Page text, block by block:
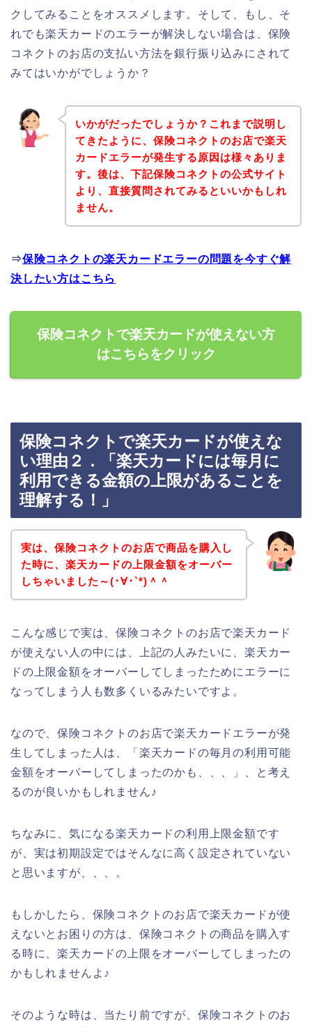
クしてみることをオススメします。そして、もし、そ
れでも楽天カードのエラーが解決しない場合は、保険
コネクトのお店の支払い方法を銀行振り込みにされて
みてはいかがでしょうか？
いかがだったでしょうか？これまで説明し
てきたように、保険コネクトのお店で楽天
カードエラーが発生する原因は様々ありま
す。後は、下記保険コネクトの公式サイト
より、直接質問されてみるといいかもしれ
ません。
⇒保険コネクトの楽天カードエラーの問題を今すぐ解
決したい方はこちら
保険コネクトで楽天カードが使えない方
はこちらをクリック
保険コネクトで楽天カードが使えな
い理由２．「楽天カードには毎月に
利用できる金額の上限があることを
理解する！」
実は、保険コネクトのお店で商品を購入し
た時に、楽天カードの上限金額をオーバー
しちゃいました～(･∀･`*)＾＾
こんな感じで実は、保険コネクトのお店で楽天カード
が使えない人の中には、上記の人みたいに、楽天カー
ドの上限金額をオーバーしてしまったためにエラーに
なってしまう人も数多くいるみたいですよ。
なので、保険コネクトのお店で楽天カードエラーが発
生してしまった人は、「楽天カードの毎月の利用可能
金額をオーバーしてしまったのかも、、、」、と考え
るのが良いかもしれません♪
ちなみに、気になる楽天カードの利用上限金額です
が、実は初期設定ではそんなに高く設定されていない
と思いますが、、、。
もしかしたら、保険コネクトのお店で楽天カードが使
えないとお困りの方は、保険コネクトの商品を購入す
る時に、楽天カードの上限をオーバーしてしまったの
かもしれませんよ♪
そのような時は、当たり前ですが、保険コネクトのお